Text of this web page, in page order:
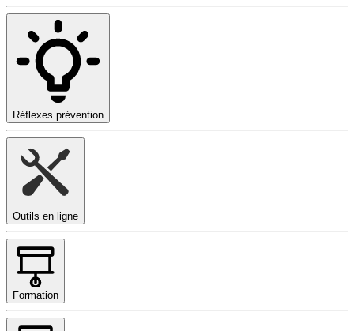
Réflexes prévention
Outils en ligne
Formation